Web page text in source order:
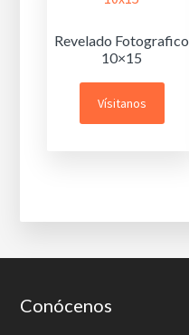
Revelado Fotografico
10×15
Vísitanos
Footer
Conócenos